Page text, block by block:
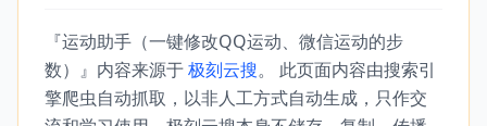
『运动助手（一键修改QQ运动、微信运动的步
数）』内容来源于极刻云搜。 此页面内容由搜索引
擎爬虫自动抓取，以非人工方式自动生成，只作交